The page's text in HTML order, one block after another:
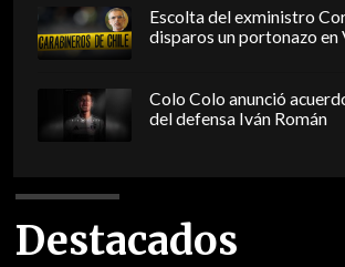
Escolta del exministro
disparos un portonazo en
Colo Colo anunció
del defensa Iván Román
Destacados